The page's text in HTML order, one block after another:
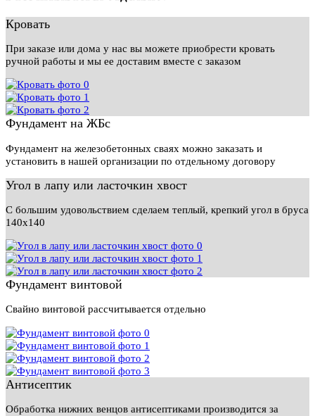
Кровать
При заказе или дома у нас вы можете приобрести кровать
ручной работы и мы ее доставим вместе с заказом
Фундамент на ЖБс
Фундамент на железобетонных сваях можно заказать и
установить в нашей организации по отдельному договору
Угол в лапу или ласточкин хвост
С большим удовольствием сделаем теплый, крепкий угол в бруса
140х140
Фундамент винтовой
Свайно винтовой рассчитывается отдельно
Антисептик
Обработка нижних венцов антисептиками производится за